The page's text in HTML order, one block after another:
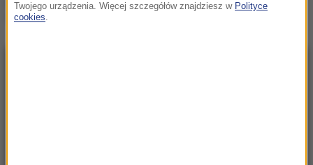
Wezwano LPR
Twojego urządzenia. Więcej szczegółów znajdziesz w Polityce
cookies.